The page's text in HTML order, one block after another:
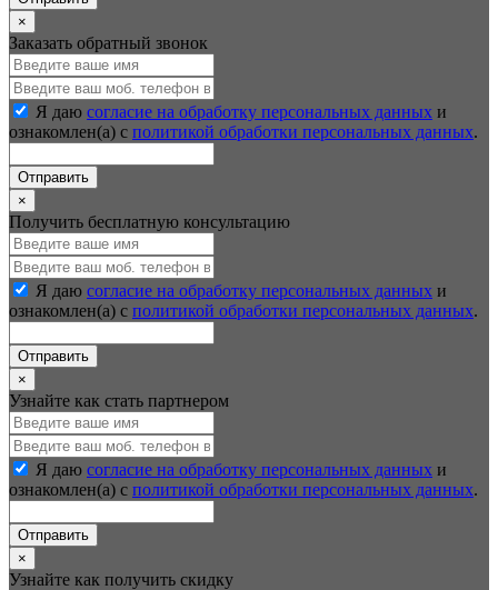
×
Заказать обратный звонок
Я даю согласие на обработку персональных данных и
ознакомлен(а) с политикой обработки персональных данных.
Отправить
×
Получить бесплатную консультацию
Я даю согласие на обработку персональных данных и
ознакомлен(а) с политикой обработки персональных данных.
Отправить
×
Узнайте как стать партнером
Я даю согласие на обработку персональных данных и
ознакомлен(а) с политикой обработки персональных данных.
Отправить
×
Узнайте как получить скидку